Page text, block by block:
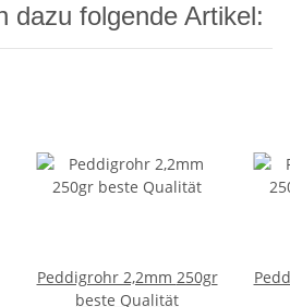
dazu folgende Artikel:
Peddigrohr 2,2mm 250gr
beste Qualität